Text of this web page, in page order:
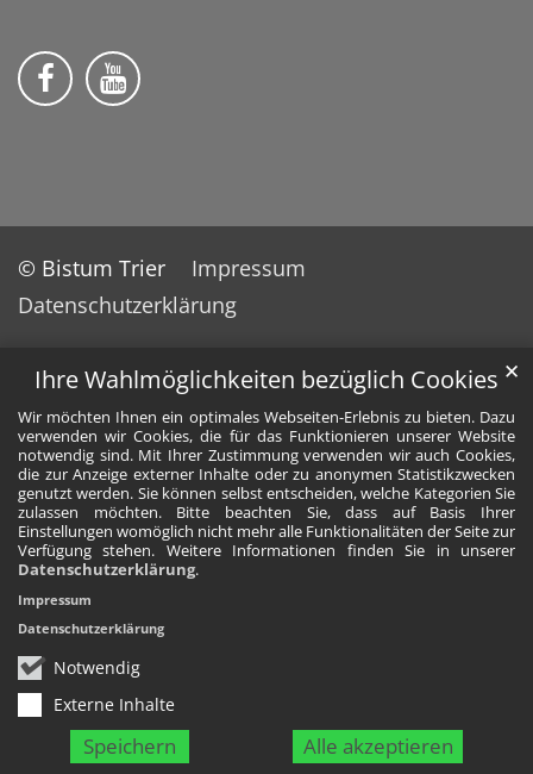
Ihre Wahlmöglichkeiten bezüglich Cookies
Wir möchten Ihnen ein optimales Webseiten-Erlebnis zu bieten. Dazu
verwenden wir Cookies, die für das Funktionieren unserer Website
notwendig sind. Mit Ihrer Zustimmung verwenden wir auch Cookies,
die zur Anzeige externer Inhalte oder zu anonymen Statistikzwecken
genutzt werden. Sie können selbst entscheiden, welche Kategorien Sie
zulassen möchten. Bitte beachten Sie, dass auf Basis Ihrer
Einstellungen womöglich nicht mehr alle Funktionalitäten der Seite zur
Verfügung stehen. Weitere Informationen finden Sie in unserer
Datenschutzerklärung.
Notwendig
Externe Inhalte
Speichern Alle akzeptieren
✕
Impressum
Datenschutzerklärung
Wir auf Facebook
Wir auf YouTube
© Bistum Trier
Impressum
Datenschutzerklärung